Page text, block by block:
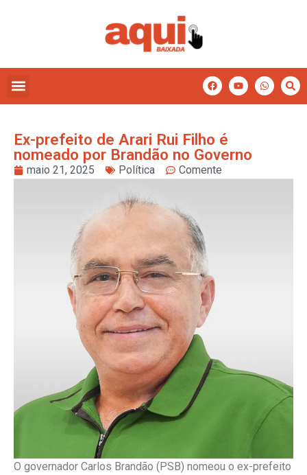
Ex-prefeito de Arari Rui Filho é
nomeado por Brandão no Governo
maio 21, 2025 Política Comente
O governador Carlos Brandão (PSB) nomeou o ex-prefeito